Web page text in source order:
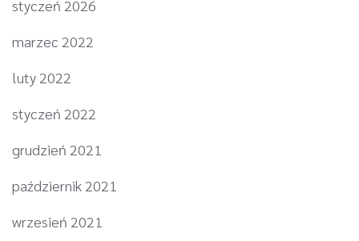
styczeń 2026
marzec 2022
luty 2022
styczeń 2022
grudzień 2021
październik 2021
wrzesień 2021